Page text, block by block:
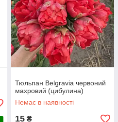
Тюльпан Belgravia червоний
махровий (цибулина)
Немає в наявності
15 ₴